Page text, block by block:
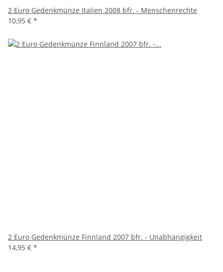
2 Euro Gedenkmünze Italien 2008 bfr. - Menschenrechte
10,95 € *
2 Euro Gedenkmünze Finnland 2007 bfr. - Unabhängigkeit
14,95 € *